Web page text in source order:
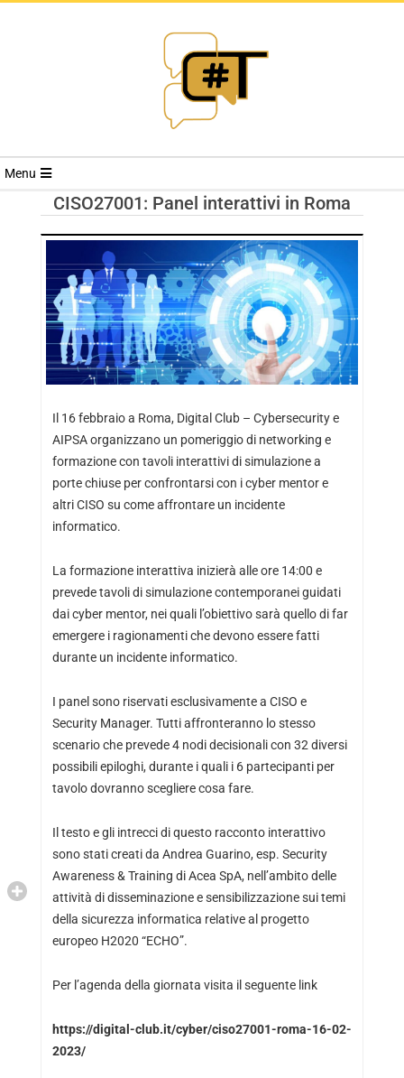
RIVISTA
TRENDS
Menu
CISO27001: Panel interattivi in Roma
Il 16 febbraio a Roma, Digital Club – Cybersecurity e
AIPSA organizzano un pomeriggio di networking e
formazione con tavoli interattivi di simulazione a
porte chiuse per confrontarsi con i cyber mentor e
altri CISO su come affrontare un incidente
informatico.
La formazione interattiva inizierà alle ore 14:00 e
prevede tavoli di simulazione contemporanei guidati
dai cyber mentor, nei quali l’obiettivo sarà quello di far
emergere i ragionamenti che devono essere fatti
durante un incidente informatico.
I panel sono riservati esclusivamente a CISO e
Security Manager. Tutti affronteranno lo stesso
scenario che prevede 4 nodi decisionali con 32 diversi
possibili epiloghi, durante i quali i 6 partecipanti per
tavolo dovranno scegliere cosa fare.
Il testo e gli intrecci di questo racconto interattivo
sono stati creati da Andrea Guarino, esp. Security
Awareness & Training di Acea SpA, nell’ambito delle
attività di disseminazione e sensibilizzazione sui temi
della sicurezza informatica relative al progetto
europeo H2020 “ECHO”.
Per l’agenda della giornata visita il seguente link
https://digital-club.it/cyber/ciso27001-roma-16-02-
2023/